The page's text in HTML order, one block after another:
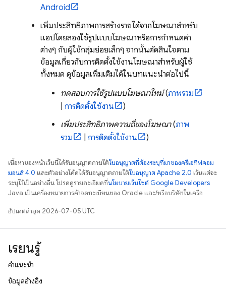
Android
เพิ่มประสิทธิภาพการสร้างรายได้จากโฆษณาสําหรับ
แอปโดยลองใช้รูปแบบโฆษณาหรือการกําหนดค่า
ต่างๆ กับผู้ใช้กลุ่มย่อยเล็กๆ จากนั้นตัดสินใจตาม
ข้อมูลเกี่ยวกับการติดตั้งใช้งานโฆษณาสําหรับผู้ใช้
ทั้งหมด ดูข้อมูลเพิ่มเติมได้ในบทแนะนำต่อไปนี้
ทดสอบการใช้รูปแบบโฆษณาใหม่(ภาพรวม
การติดตั้งใช้งาน
)
เพิ่มประสิทธิภาพความถี่ของโฆษณา(ภาพ
รวม
การติดตั้งใช้งาน )
เนื้อหาของหน้าเว็บนี้ได้รับอนุญาตภายใต้ใบอนุญาตที่ต้องระบุที่มาของครีเอทีฟคอม
มอนส์ 4.0 และตัวอย่างโค้ดได้รับอนุญาตภายใต้ใบอนุญาต Apache 2.0 เว้นแต่จะ
ระบุไว้เป็นอย่างอื่น โปรดดูรายละเอียดที่นโยบายเว็บไซต์ Google Developers
Java เป็นเครื่องหมายการค้าจดทะเบียนของ Oracle และ/หรือบริษัทในเครือ
อัปเดตล่าสุด 2026-07-05 UTC
เรียนรู้
คำแนะนำ
ข้อมูลอ้างอิง